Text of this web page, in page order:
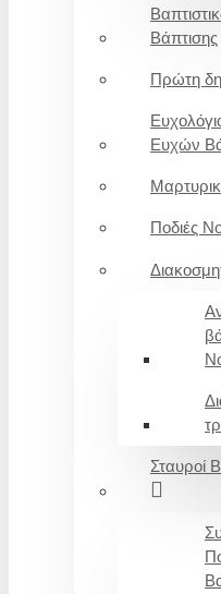
Βάπτισης
Πρώτη
Ευχών
Ποδιές
Σταυροί